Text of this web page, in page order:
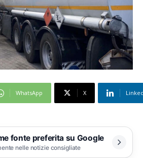
WhatsApp X
fonte preferita su Google
nelle notizie consigliate